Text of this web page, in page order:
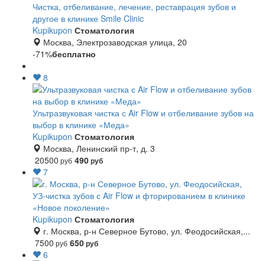
Чистка, отбеливание, лечение, реставрация зубов и
другое в клинике Smile Clinic
Kupikupon Стоматология
Москва, Электрозаводская улица, 20
-71%бесплатно
8
Ультразвуковая чистка с Air Flow и отбеливание зубов на
выбор в клинике «Меда»
Kupikupon Стоматология
Москва, Ленинский пр-т, д. 3
20500 руб 490руб
7
УЗ-чистка зубов с Air Flow и фторированием в клинике
«Новое поколение»
Kupikupon Стоматология
г. Москва, р-н Северное Бутово, ул. Феодосийская,...
7500 руб 650руб
6